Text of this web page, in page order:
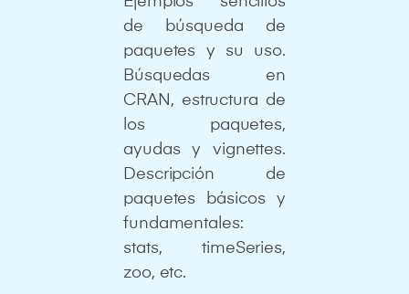
de búsqueda de
paquetes y su uso.
Búsquedas en
CRAN, estructura de
los paquetes,
ayudas y vignettes.
Descripción de
paquetes básicos y
fundamentales:
stats, timeSeries,
zoo, etc.